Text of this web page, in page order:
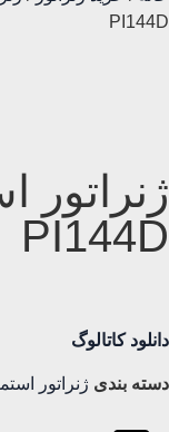
PI144D
ژنراتور
PI144D
دانلود کاتالوگ
دسته بندی ژنراتور